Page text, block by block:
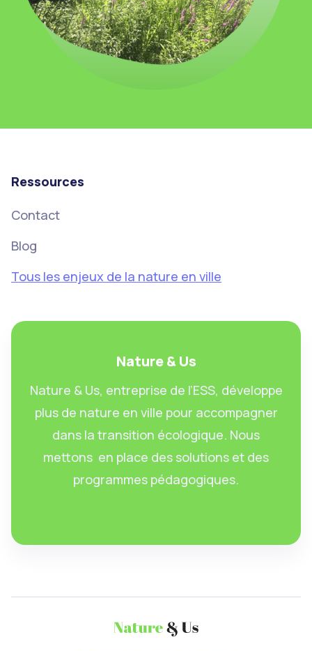
Ressources
Contact
Blog
Tous les enjeux de la nature en ville
Nature & Us
Nature & Us, entreprise de l’ESS, développe
plus de nature en ville pour accompagner
dans la transition écologique. Nous
mettons en place des solutions et des
programmes pédagogiques.